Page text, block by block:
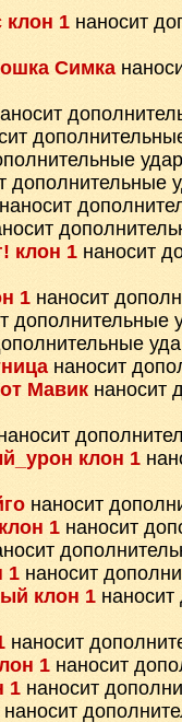
клон 1 наносит
Симка
дополнительные
наносит
клон 1 наносит
1 наносит
дополнительные
наносит
Мавик наносит
клон 1
наносит
1 наносит
1 наносит
клон 1
наносит
1 наносит
1 наносит
наносит